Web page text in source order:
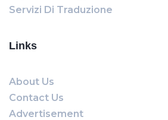
Servizi Di Traduzione
Links
About Us
Contact Us
Advertisement